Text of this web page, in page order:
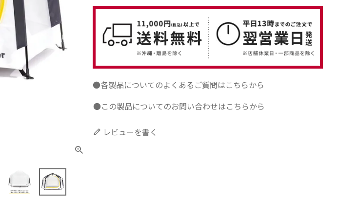
●各製品についてのよくあるご質問はこちらから
●この製品についてのお問い合わせはこちらから
レビューを書く